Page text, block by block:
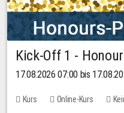
Kick-Off 1 -
17.08.2026 07:00 bis
Kurs Online-Kurs